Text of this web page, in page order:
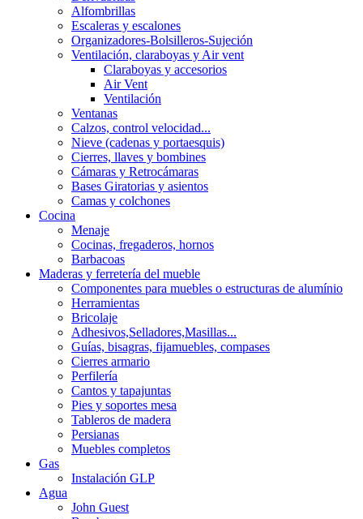
Alfombrillas
Escaleras y escalones
Organizadores-Bolsilleros-Sujeción
Ventilación, claraboyas y Air vent
Claraboyas y accesorios
Air Vent
Ventilación
Ventanas
Calzos, control velocidad...
Nieve (cadenas y portaesquis)
Cierres, llaves y bombines
Cámaras y Retrocámaras
Bases Giratorias y asientos
Camas y colchones
Cocina
Menaje
Cocinas, fregaderos, hornos
Barbacoas
Maderas y ferretería del mueble
Componentes para muebles o estructuras de alumínio
Herramientas
Bricolaje
Adhesivos,Selladores,Masillas...
Guías, bisagras, fijamuebles, compases
Cierres armario
Perfilería
Cantos y tapajuntas
Pies y soportes mesa
Tableros de madera
Persianas
Muebles completos
Gas
Instalación GLP
Agua
John Guest